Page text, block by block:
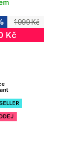
1 999 Kč
Kč